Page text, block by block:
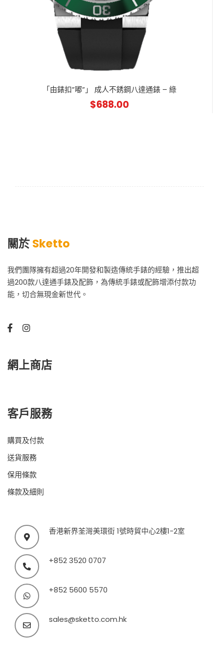
「由錶扣”嘟”」 成人不銹鋼八達通錶 – 綠
$688.00
關於Sketto
我們團隊擁有超過20年開發和製造傳統手錶的經驗，推出超
過200款八達通手錶及配飾，為傳統手錶或配飾增添付款功
能，切合無現金新世代。
網上商店
客戶服務
購買及付款
送貨服務
保用條款
條款及細則
香港新界荃灣美環街 1號時貿中心2樓1-2室
+852 3520 0707
+852 5600 5570
sales@sketto.com.hk